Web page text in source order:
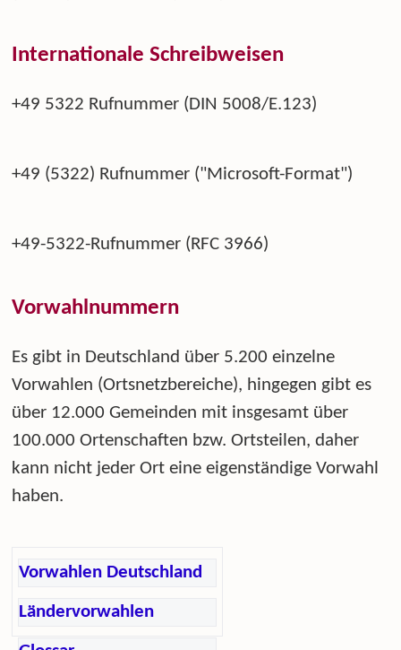
Internationale Schreibweisen
+49 5322 Rufnummer (DIN 5008/E.123)
+49 (5322) Rufnummer ("Microsoft-Format")
+49-5322-Rufnummer (RFC 3966)
Vorwahlnummern
Es gibt in Deutschland über 5.200 einzelne
Vorwahlen (Ortsnetzbereiche), hingegen gibt es
über 12.000 Gemeinden mit insgesamt über
100.000 Ortenschaften bzw. Ortsteilen, daher
kann nicht jeder Ort eine eigenständige Vorwahl
haben.
Vorwahlen Deutschland
Ländervorwahlen